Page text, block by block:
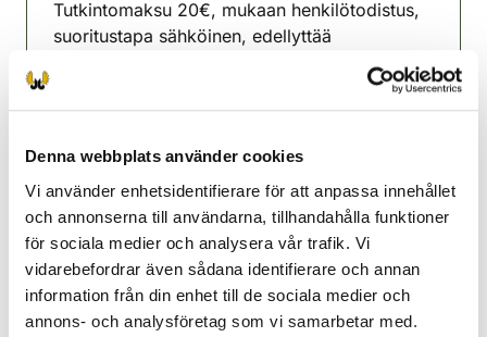
Denna webbplats använder cookies
Vi använder enhetsidentifierare för att anpassa innehållet
och annonserna till användarna, tillhandahålla funktioner
för sociala medier och analysera vår trafik. Vi
vidarebefordrar även sådana identifierare och annan
information från din enhet till de sociala medier och
annons- och analysföretag som vi samarbetar med.
Tutkintomaksu 20€, mukaan henkilötodistus,
suoritustapa sähköinen, edellyttää
HUOM. edellyttää ennakkoilmoittautumista
Sodankylä jaktvårdsförening
Lappland
0400431102
sodankyla@rhy.riista.fi
Viljo Pesonen puh. 0405264566